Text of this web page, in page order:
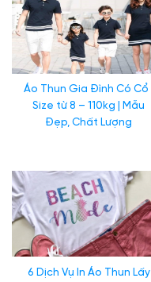
Áo Thun Gia Đình Có Cổ |
Size từ 8 – 110kg | Mẫu
Đẹp, Chất Lượng
6 Dịch Vụ In Áo Thun Lấy